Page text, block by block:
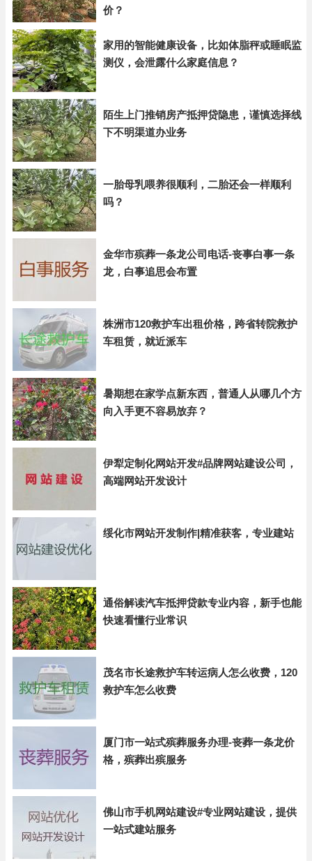
价？
家用的智能健康设备，比如体脂秤或睡眠监
测仪，会泄露什么家庭信息？
陌生上门推销房产抵押贷隐患，谨慎选择线
下不明渠道办业务
一胎母乳喂养很顺利，二胎还会一样顺利
吗？
金华市殡葬一条龙公司电话-丧事白事一条
龙，白事追思会布置
株洲市120救护车出租价格，跨省转院救护
车租赁，就近派车
暑期想在家学点新东西，普通人从哪几个方
向入手更不容易放弃？
伊犁定制化网站开发#品牌网站建设公司，
高端网站开发设计
绥化市网站开发制作|精准获客，专业建站
通俗解读汽车抵押贷款专业内容，新手也能
快速看懂行业常识
茂名市长途救护车转运病人怎么收费，120
救护车怎么收费
厦门市一站式殡葬服务办理-丧葬一条龙价
格，殡葬出殡服务
佛山市手机网站建设#专业网站建设，提供
一站式建站服务